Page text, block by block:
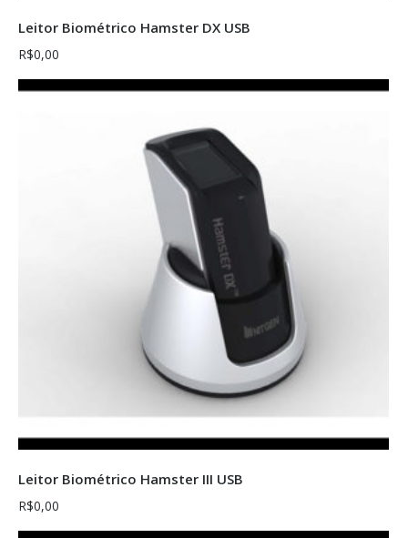
Leitor Biométrico Hamster DX USB
R$0,00
Leitor Biométrico Hamster III USB
R$0,00